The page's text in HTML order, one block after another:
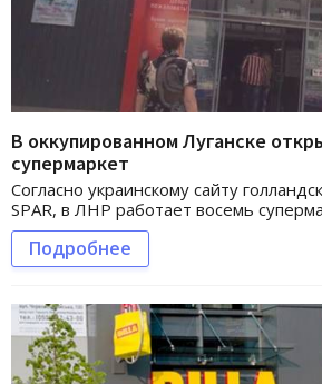
В оккупированном Луганске
супермаркет
Согласно украинскому сайту
SPAR, в ЛНР работает восемь
Подробнее